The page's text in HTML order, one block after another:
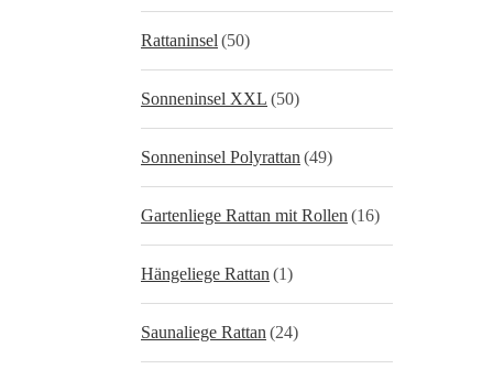
Rattaninsel (50)
Sonneninsel XXL (50)
Sonneninsel Polyrattan (49)
Gartenliege Rattan mit Rollen (16)
Hängeliege Rattan (1)
Saunaliege Rattan (24)